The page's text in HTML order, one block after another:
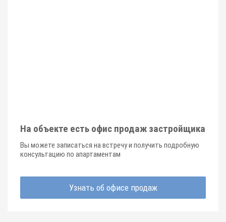
На объекте есть офис продаж застройщика
Вы можете записаться на встречу и получить подробную
консультацию по апартаментам
Узнать об офисе продаж